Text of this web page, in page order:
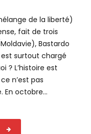
de la liberté)
fait de trois
Bastardo
surtout chargé
? L’histoire est
n’est pas
octobre...